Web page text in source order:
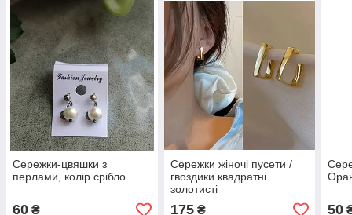
Сережки-цвяшки з
перлами, колір срібло
60 ₴
Сережки жіночі пусети /
гвоздики квадратні
золотисті
175₴ 50